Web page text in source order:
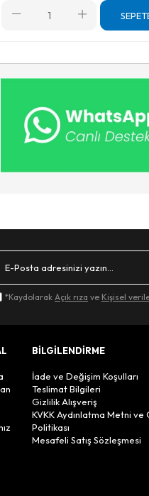
*Kaydolarak Açık rıza ve Kişisel
BİLGİLENDİRME
İade ve Değişim Koşulları
Teslimat Bilgileri
Gizlilik Alışveriş
KVKK Aydınlatma Metni ve
Politikası
Mesafeli Satış Sözleşmesi